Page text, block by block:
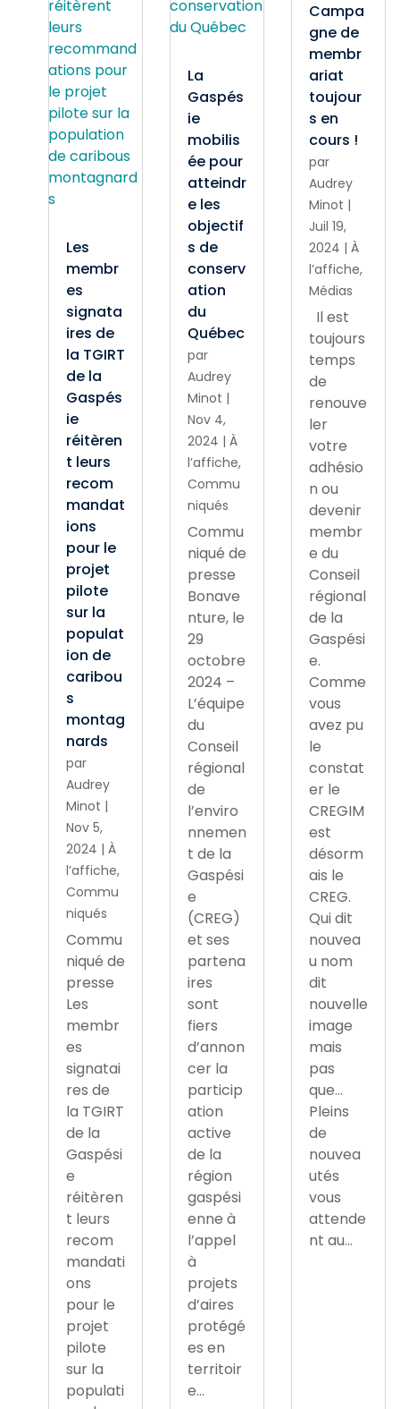
Les
membr
es
signata
ires de
la TGIRT
de la
Gaspés
ie
réitèren
t leurs
recom
mandat
ions
pour le
projet
pilote
sur la
populat
ion de
caribou
s
montag
nards
par
Audrey
Minot |
Nov 5,
2024 | À
l’affiche,
Commu
niqués
Commu
niqué de
presse
Les
membr
es
signatai
res de
la TGIRT
de la
Gaspési
e
réitèren
t leurs
recom
mandati
ons
pour le
projet
pilote
sur la
populati
La
Gaspés
ie
mobilis
ée pour
atteindr
e les
objectif
s de
conserv
ation
du
Québec
par
Audrey
Minot |
Nov 4,
2024 | À
l’affiche,
Commu
niqués
Commu
niqué de
presse
Bonave
nture, le
29
octobre
2024 –
L’équipe
du
Conseil
régional
de
l’enviro
nnemen
t de la
Gaspési
e
(CREG)
et ses
partena
ires
sont
fiers
d’annon
cer la
particip
ation
active
de la
région
gaspési
enne à
l’appel
à
projets
d’aires
protégé
es en
territoir
e...
Campa
gne de
membr
ariat
toujour
s en
cours !
par
Audrey
Minot |
Juil 19,
2024 |À
l’affiche,
Médias
Il est
toujours
temps
de
renouve
ler
votre
adhésio
n ou
devenir
membr
e du
Conseil
régional
de la
Gaspési
e.
Comme
vous
avez pu
le
constat
er le
CREGIM
est
désorm
ais le
CREG.
Qui dit
nouvea
u nom
dit
nouvelle
image
mais
pas
que…
Pleins
de
nouvea
utés
vous
attende
nt au...